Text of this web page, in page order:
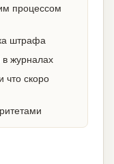
процессом
штрафа
в журналах
что скоро